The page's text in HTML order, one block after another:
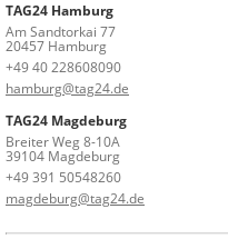
TAG24 Hamburg
Am Sandtorkai 77
20457 Hamburg
+49 40 228608090
hamburg@tag24.de
TAG24 Magdeburg
Breiter Weg 8-10A
39104 Magdeburg
+49 391 50548260
magdeburg@tag24.de